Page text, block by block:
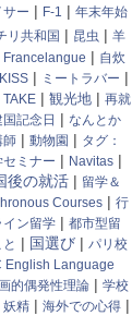
サー | F-1 | 年末年始
リ共和国 | 昆虫 | 羊
Francelangue | 自炊
| ミートラバー |
TAKE | 観光地 | 再就
国記念日 | なんとか
師 | 動物園 | タグ：
ミナー | Navitas |
後の就活 | 留学＆
Courses | 行
イン留学 | 都市型留
| 国選び | パリ校
English Language
的偶発性理論 | 学校
妖精 | 海外での心得 |